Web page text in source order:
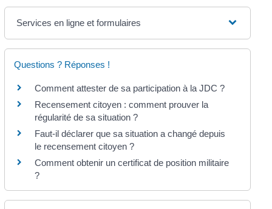
Services en ligne et formulaires
Questions ? Réponses !
Comment attester de sa participation à la JDC ?
Recensement citoyen : comment prouver la
régularité de sa situation ?
Faut-il déclarer que sa situation a changé depuis
le recensement citoyen ?
Comment obtenir un certificat de position militaire
?